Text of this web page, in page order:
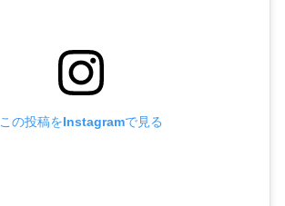
この投稿をInstagramで見る